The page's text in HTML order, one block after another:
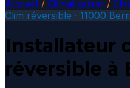
Accueil / Climatisation /
Clim réversible · 11000
Installateur
réversible à